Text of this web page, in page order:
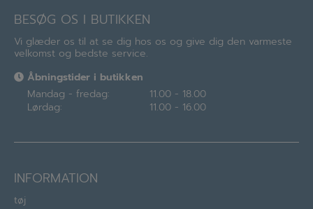
BESØG OS I BUTIKKEN
Vi glæder os til at se dig hos os og give dig den varmeste
velkomst og bedste service.
Åbningstider i butikken
Mandag - fredag:
11.00 - 18.00
Lørdag:
11.00 - 16.00
INFORMATION
tøj